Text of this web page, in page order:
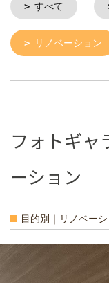
すべて
リノベーション
フォトギ
ーション
目的別｜リノベー